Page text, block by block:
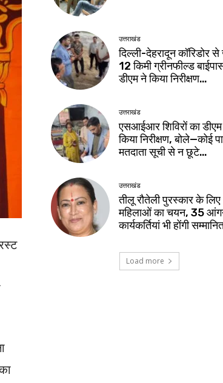
उत्तराखंड
दिल्ली-देहरादून कॉरिडोर
12 किमी ग्रीनफील्ड
डीएम ने किया निरीक्षण…
उत्तराखंड
एसआईआर शिविरों का
किया निरीक्षण, बोले—कोई
मतदाता सूची से न छूटे…
उत्तराखंड
तीलू रौतेली पुरस्कार के
महिलाओं का चयन, 35
कार्यकर्तियां भी होंगी
Load more